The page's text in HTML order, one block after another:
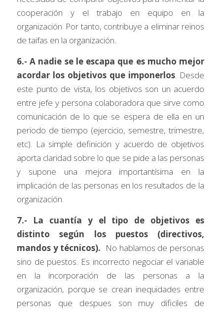
cooperación y el trabajo en equipo en la
organización. Por tanto, contribuye a eliminar reinos
de taifas en la organización.
6.- A nadie se le escapa que es mucho mejor
acordar los objetivos que imponerlos. Desde
este punto de vista, los objetivos son un acuerdo
entre jefe y persona colaboradora que sirve como
comunicación de lo que se espera de ella en un
periodo de tiempo (ejercicio, semestre, trimestre,
etc). La simple definición y acuerdo de objetivos
aporta claridad sobre lo que se pide a las personas
y supone una mejora importantísima en la
implicación de las personas en los resultados de la
organización.
7.- La cuantía y el tipo de objetivos es
distinto según los puestos (directivos,
mandos y técnicos).
  No hablamos de personas
sino de puestos. Es incorrecto negociar el variable
en la incorporación de las personas a la
organización, porque se crean inequidades entre
personas que despues son muy dificiles de